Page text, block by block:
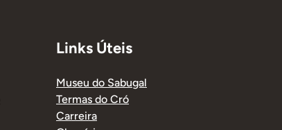
Links Úteis
Museu do Sabugal
Termas do Cró
Carreira